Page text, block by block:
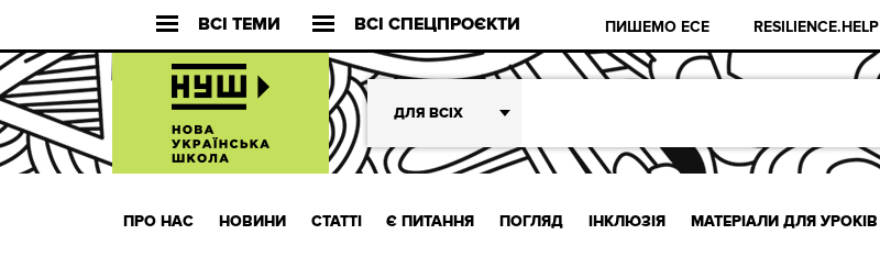
ВСІ ТЕМИ ВСІ СПЕЦПРОЄКТИ ПИШЕМО ЕСЕ RESILIENCE.HELP
ДЛЯ ВСІХ
ПРО НАС НОВИНИ СТАТТІ Є ПИТАННЯ ПОГЛЯД ІНКЛЮЗІЯ МАТЕРІАЛИ ДЛЯ УРОКІВ